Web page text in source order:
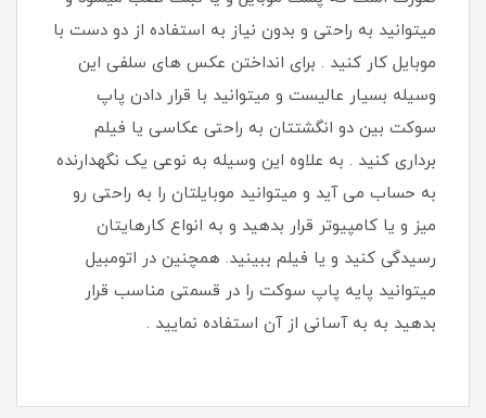
میتوانید به راحتی و بدون نیاز به استفاده از دو دست با
موبایل کار کنید . برای انداختن عکس های سلفی این
وسیله بسیار عالیست و میتوانید با قرار دادن پاپ
سوکت بین دو انگشتتان به راحتی عکاسی یا فیلم
برداری کنید . به علاوه این وسیله به نوعی یک نگهدارنده
به حساب می آید و میتوانید موبایلتان را به راحتی رو
میز و یا کامپیوتر قرار بدهید و به انواع کارهایتان
رسیدگی کنید و یا فیلم ببینید. همچنین در اتومبیل
میتوانید پایه پاپ سوکت را در قسمتی مناسب قرار
بدهید به به آسانی از آن استفاده نمایید .